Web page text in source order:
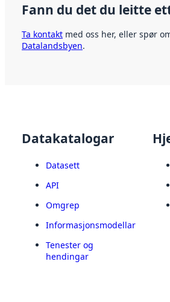
Fann du det du leitte
Ta kontakt med oss her, eller spør
Datalandsbyen.
Datakatalogar
Datasett
API
Omgrep
Informasjonsmodellar
Tenester og
hendingar